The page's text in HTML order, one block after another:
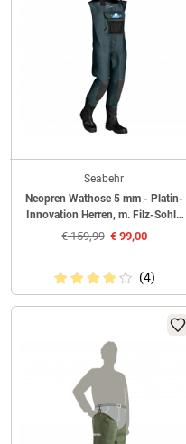
Seabehr
Neopren Wathose 5 mm - Platin-
Innovation Herren, m. Filz-Sohle
(Seal-Grau)
€159,99 €99,00
(4)